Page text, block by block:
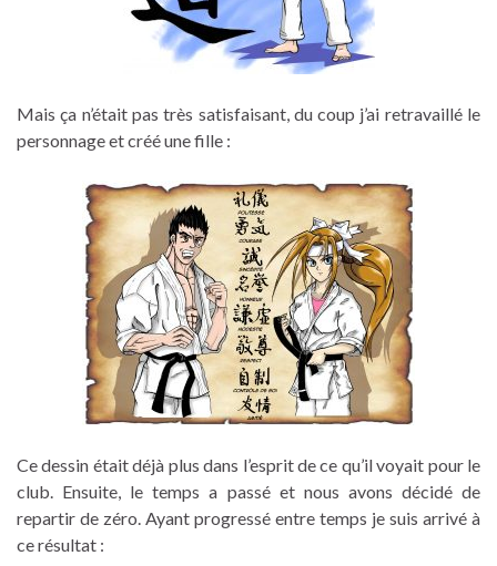
Mais ça n’était pas très satisfaisant, du coup j’ai retravaillé le
personnage et créé une fille :
Ce dessin était déjà plus dans l’esprit de ce qu’il voyait pour le
club. Ensuite, le temps a passé et nous avons décidé de
repartir de zéro. Ayant progressé entre temps je suis arrivé à
ce résultat :